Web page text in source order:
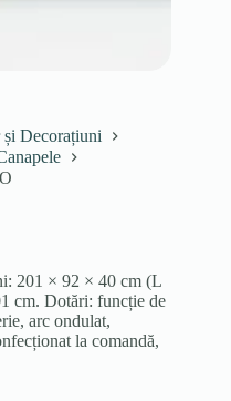
Decorațiuni
201 × 92 × 40 cm (L
cm. Dotări: funcție de
arc ondulat,
la comandă,